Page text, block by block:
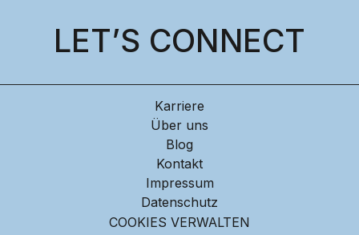
LET’S CONNECT
Karriere
Über uns
Blog
Kontakt
Impressum
Datenschutz
COOKIES VERWALTEN